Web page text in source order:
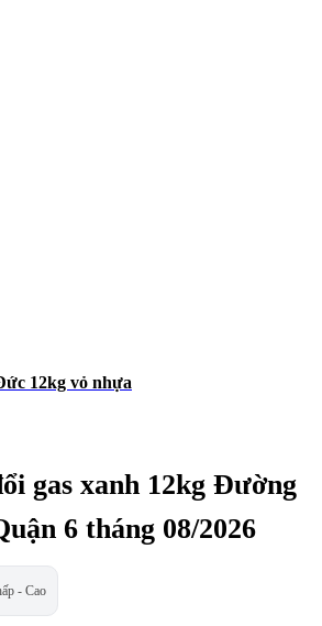
12kg vỏ nhựa
gas xanh 12kg Đường
6 tháng 08/2026
- Cao